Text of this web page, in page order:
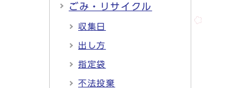
ごみ・リサイクル
収集日
出し方
指定袋
不法投棄